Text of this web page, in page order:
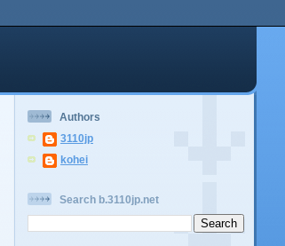
Authors
3110jp
kohei
Search b.3110jp.net